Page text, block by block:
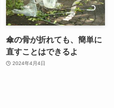
傘の骨が折れても、簡単に
直すことはできるよ
2024年4月4日